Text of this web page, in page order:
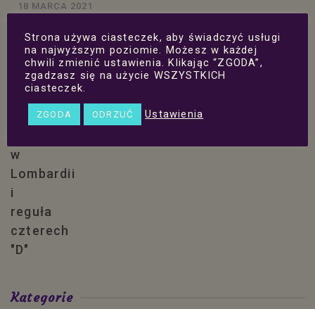
18 MARCA 2021
Trzecie święta w pandemii
15 MARCA 2021
„Nowa normalność” w Lombardii
i reguła czterech „D”
Kategorie
Strona używa ciasteczek, aby świadczyć usługi
na najwyższym poziomie. Możesz w każdej
chwili zmienić ustawienia. Klikając “ZGODA”,
zgadzasz się na użycie WSZYSTKICH
ciasteczek.
ZGODA ODRZUĆ Ustawienia